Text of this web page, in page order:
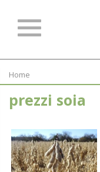
Home
prezzi soia